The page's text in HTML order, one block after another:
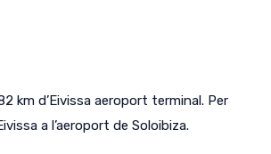
km d’Eivissa aeroport terminal. Per
a l’aeroport de Soloibiza.